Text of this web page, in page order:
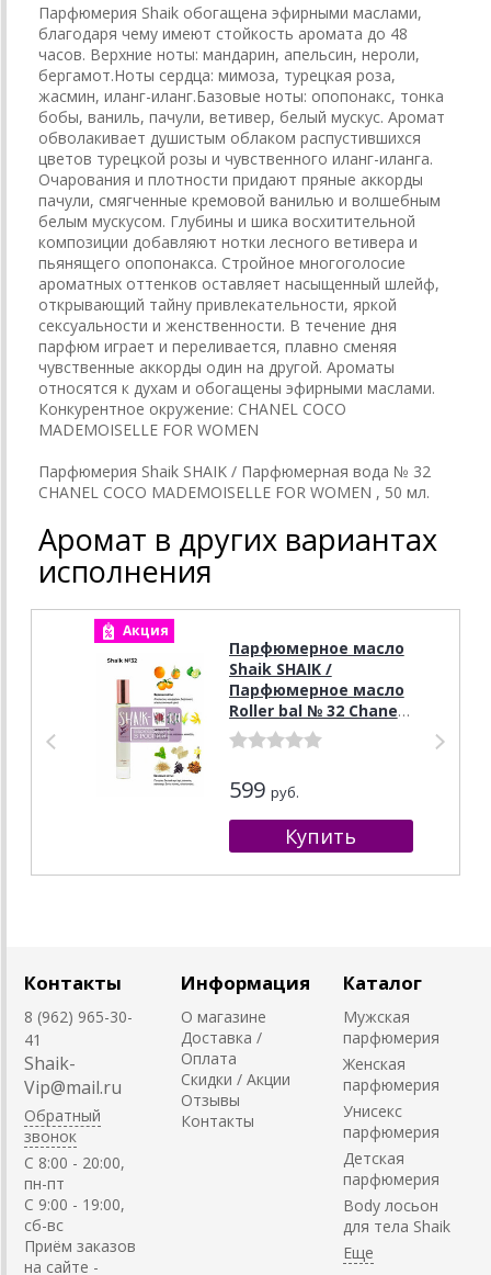
Парфюмерия Shaik обогащена эфирными маслами,
благодаря чему имеют стойкость аромата до 48
часов. Верхние ноты: мандарин, апельсин, нероли,
бергамот.Ноты сердца: мимоза, турецкая роза,
жасмин, иланг-иланг.Базовые ноты: опопонакс, тонка
бобы, ваниль, пачули, ветивер, белый мускус. Аромат
обволакивает душистым облаком распустившихся
цветов турецкой розы и чувственного иланг-иланга.
Очарования и плотности придают пряные аккорды
пачули, смягченные кремовой ванилью и волшебным
белым мускусом. Глубины и шика восхитительной
композиции добавляют нотки лесного ветивера и
пьянящего опопонакса. Стройное многоголосие
ароматных оттенков оставляет насыщенный шлейф,
открывающий тайну привлекательности, яркой
сексуальности и женственности. В течение дня
парфюм играет и переливается, плавно сменяя
чувственные аккорды один на другой. Ароматы
относятся к духам и обогащены эфирными маслами.
Конкурентное окружение: CHANEL COCO
MADEMOISELLE FOR WOMEN
Парфюмерия Shaik SHAIK / Парфюмерная вода № 32
CHANEL COCO MADEMOISELLE FOR WOMEN , 50 мл.
Аромат в других вариантах
исполнения
Акция
Парфюмерное масло
Shaik SHAIK /
Парфюмерное масло
Roller bal № 32 Chanel
Coco Mademoiselle, 10
мл.
599 руб.
Контакты
8 (962) 965-30-
41
Shaik-
Vip@mail.ru
Обратный
звонок
C 8:00 - 20:00,
пн-пт
С 9:00 - 19:00,
сб-вс
Приём заказов
на сайте -
Информация
О магазине
Доставка /
Оплата
Скидки / Акции
Отзывы
Контакты
Каталог
Мужская
парфюмерия
Женская
парфюмерия
Унисекс
парфюмерия
Детская
парфюмерия
Body лосьон
для тела Shaik